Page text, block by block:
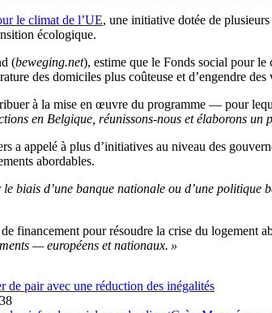
le climat de l’UE, une initiative dotée de
écologique.
(beweging.net), estime que le Fonds social pour
des domiciles plus coûteuse et d’engendre
à la mise en œuvre du programme — pour
en Belgique, réunissons-nous et élaborons un
appelé à plus d’initiatives au niveau des
abordables.
biais d’une banque nationale ou d’une
financement pour résoudre la crise du logement
— européens et nationaux. »
pair avec une réduction des inégalités